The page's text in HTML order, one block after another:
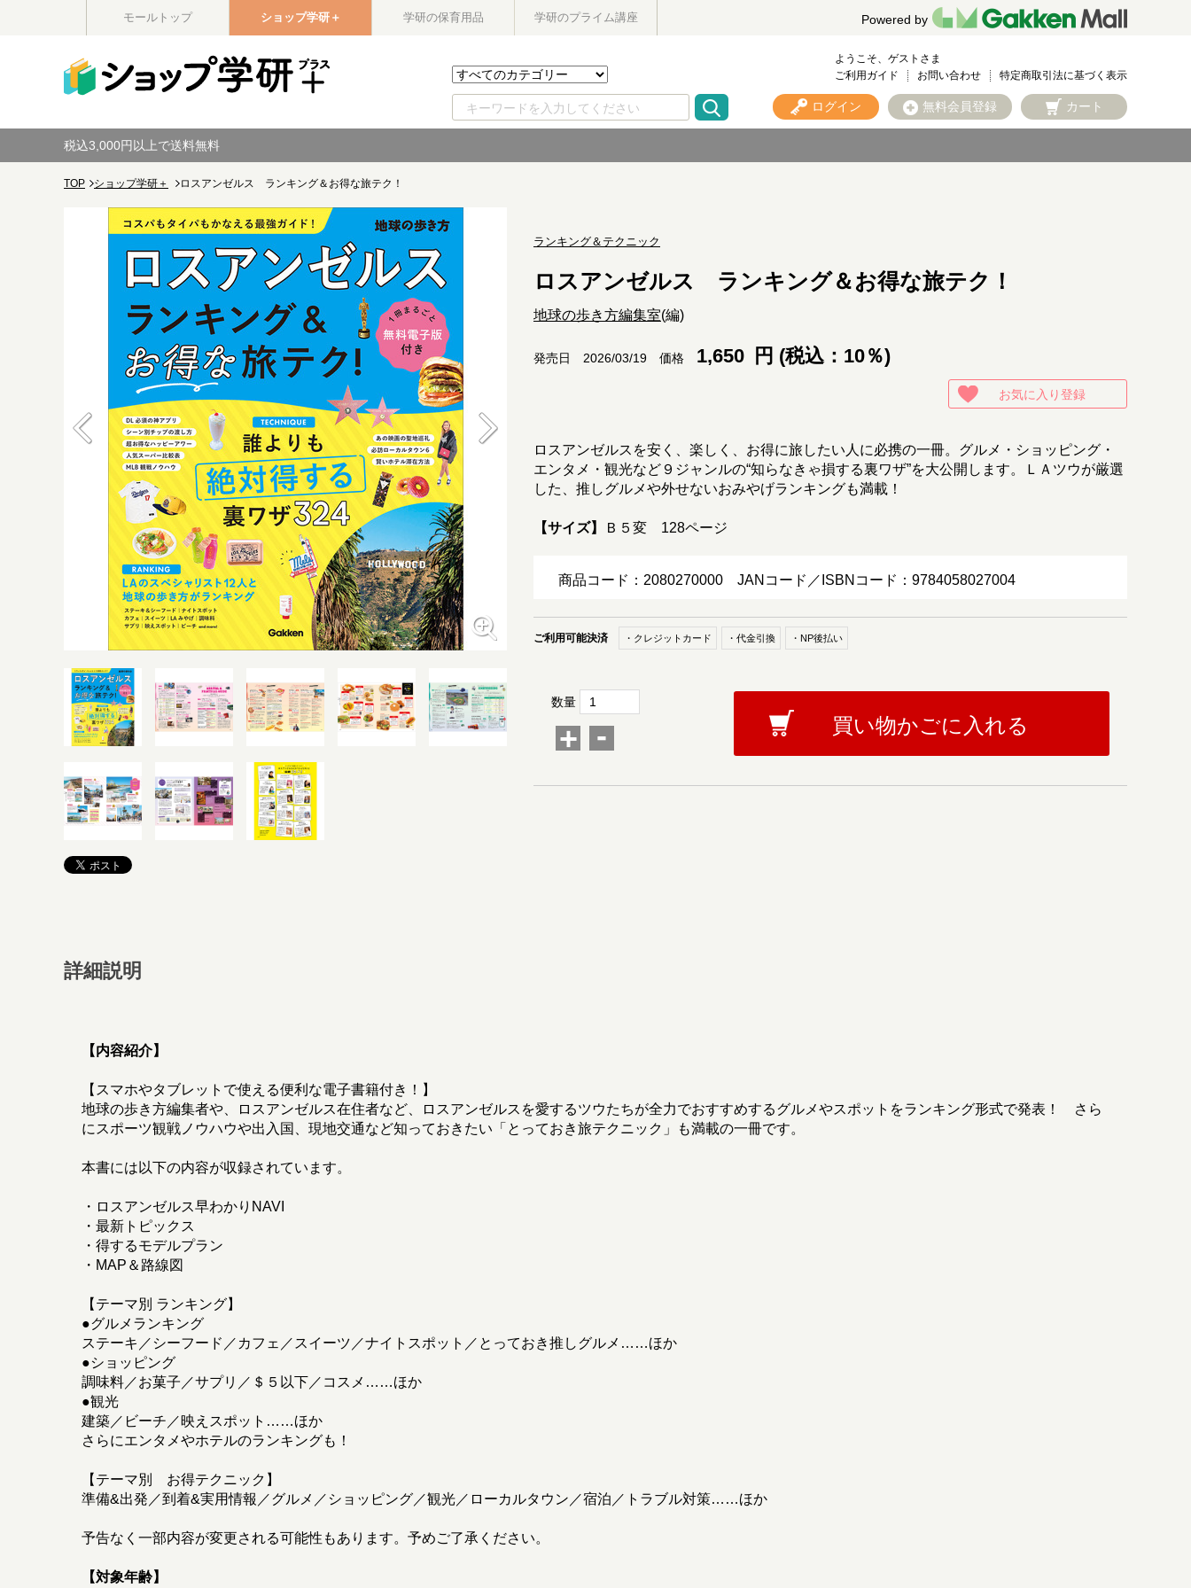
モールトップ ショップ学研＋ 学研の保育用品 学研のプライム講座 Powered by
ようこそ、ゲストさま
ご利用ガイド
お問い合わせ 特定商取引法に基づく表示
ログイン 無料会員登録 カート
税込3,000円以上で送料無料
TOP ショップ学研＋ ロスアンゼルス ランキング＆お得な旅テク！
ランキング＆テクニック
ロスアンゼルス ランキング＆お得な旅テク！
地球の歩き方編集室(編)
発売日 2026/03/19 価格 1,650 円 (税込：10％)
お気に入り登録
ロスアンゼルスを安く、楽しく、お得に旅したい人に必携の一冊。グルメ・ショッピング・
エンタメ・観光など９ジャンルの“知らなきゃ損する裏ワザ”を大公開します。ＬＡツウが厳選
した、推しグルメや外せないおみやげランキングも満載！
【サイズ】 Ｂ５変 128ページ
商品コード：2080270000 JANコード／ISBNコード：9784058027004
ご利用可能決済 ・クレジットカード ・代金引換 ・NP後払い
数量
+ - 買い物かごに入れる
詳細説明
【内容紹介】
【スマホやタブレットで使える便利な電子書籍付き！】
地球の歩き方編集者や、ロスアンゼルス在住者など、ロスアンゼルスを愛するツウたちが全力でおすすめするグルメやスポットをランキング形式で発表！ さら
にスポーツ観戦ノウハウや出入国、現地交通など知っておきたい「とっておき旅テクニック」も満載の一冊です。
本書には以下の内容が収録されています。
・ロスアンゼルス早わかりNAVI
・最新トピックス
・得するモデルプラン
・MAP＆路線図
【テーマ別 ランキング】
●グルメランキング
ステーキ／シーフード／カフェ／スイーツ／ナイトスポット／とっておき推しグルメ……ほか
●ショッピング
調味料／お菓子／サプリ／＄５以下／コスメ……ほか
●観光
建築／ビーチ／映えスポット……ほか
さらにエンタメやホテルのランキングも！
【テーマ別 お得テクニック】
準備&出発／到着&実用情報／グルメ／ショッピング／観光／ローカルタウン／宿泊／トラブル対策……ほか
予告なく一部内容が変更される可能性もあります。予めご了承ください。
【対象年齢】